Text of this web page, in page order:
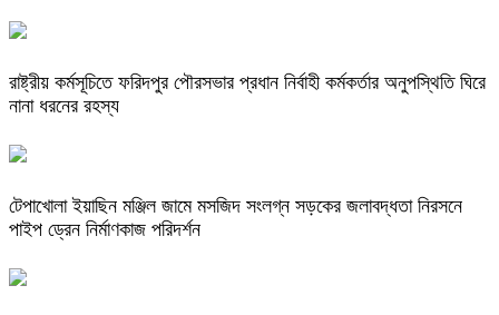
রাষ্ট্রীয় কর্মসূচিতে ফরিদপুর পৌরসভার প্রধান নির্বাহী কর্মকর্তার অনুপস্থিতি ঘিরে
নানা ধরনের রহস্য
টেপাখোলা ইয়াছিন মঞ্জিল জামে মসজিদ সংলগ্ন সড়কের জলাবদ্ধতা নিরসনে
পাইপ ড্রেন নির্মাণকাজ পরিদর্শন